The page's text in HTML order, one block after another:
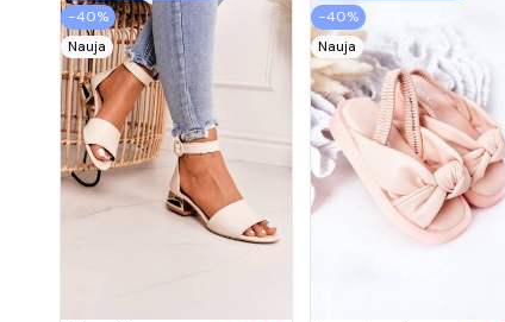
−40%
Nauja
−40%
Nauja